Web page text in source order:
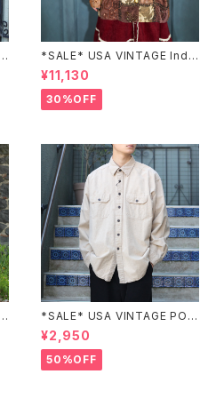
*SALE* USA VINTAGE Indi
go moon PATCHWORK EM
BROIDERY DESIGN JACKE
T/アメリカ古着パッチワーク刺
繍ジャケット
¥11,130
30%OFF
*SALE* USA VINTAGE POC
KET DESIGN SHIRT/アメリカ
古着ポケットデザインシャツ
¥2,950
50%OFF